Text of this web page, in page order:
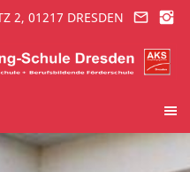
2, 01217 DRESDEN